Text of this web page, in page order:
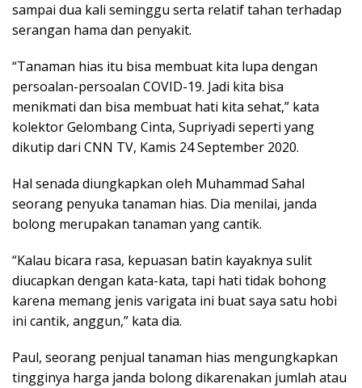
sampai dua kali seminggu serta relatif tahan terhadap
serangan hama dan penyakit.
“Tanaman hias itu bisa membuat kita lupa dengan
persoalan-persoalan COVID-19. Jadi kita bisa
menikmati dan bisa membuat hati kita sehat,” kata
kolektor Gelombang Cinta, Supriyadi seperti yang
dikutip dari CNN TV, Kamis 24 September 2020.
Hal senada diungkapkan oleh Muhammad Sahal
seorang penyuka tanaman hias. Dia menilai, janda
bolong merupakan tanaman yang cantik.
“Kalau bicara rasa, kepuasan batin kayaknya sulit
diucapkan dengan kata-kata, tapi hati tidak bohong
karena memang jenis varigata ini buat saya satu hobi
ini cantik, anggun,” kata dia.
Paul, seorang penjual tanaman hias mengungkapkan
tingginya harga janda bolong dikarenakan jumlah atau